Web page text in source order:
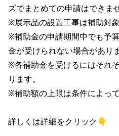
ズでまとめての申請はできませ
※展示品の設置工事は補助対象
※補助金の申請期間中でも予
金が受けられない場合がありま
※各補助金を受けるにはそれ
ります。
※補助額の上限は条件によって
詳しくは詳細をクリック👇